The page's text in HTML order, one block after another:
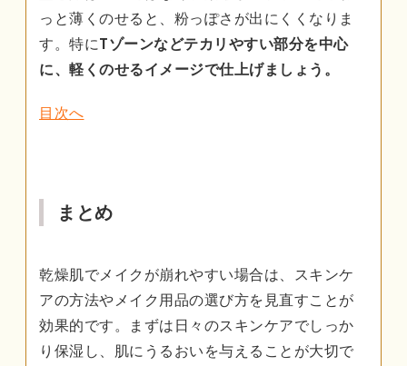
っと薄くのせると、粉っぽさが出にくくなりま
す。特にTゾーンなどテカリやすい部分を中心
に、軽くのせるイメージで仕上げましょう。
目次へ
まとめ
乾燥肌でメイクが崩れやすい場合は、スキンケ
アの方法やメイク用品の選び方を見直すことが
効果的です。まずは日々のスキンケアでしっか
り保湿し、肌にうるおいを与えることが大切で